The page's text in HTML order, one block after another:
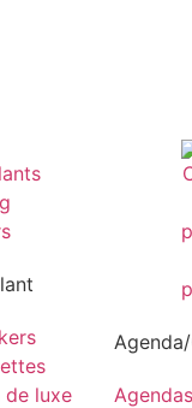
de luxe
Agendas